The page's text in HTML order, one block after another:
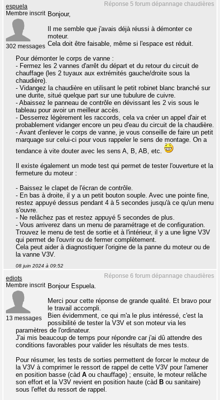
Réponse 5 forum dépannage chaudières
espuela
Membre inscrit
302 messages
Bonjour,
Il me semble que j'avais déjà réussi à démonter ce
moteur.
Cela doit être faisable, même si l'espace est réduit.
Pour démonter le corps de vanne :
- Fermez les 2 vannes d'arrêt du départ et du retour du circuit de
chauffage (les 2 tuyaux aux extrémités gauche/droite sous la
chaudière).
- Vidangez la chaudière en utilisant le petit robinet blanc branché sur
une durite, situé quelque part sur une tubulure de cuivre.
- Abaissez le panneau de contrôle en dévissant les 2 vis sous le
tableau pour avoir un meilleur accès.
- Desserrez légèrement les raccords, cela va créer un appel d'air et
probablement vidanger encore un peu d'eau du circuit de la chaudière.
- Avant d'enlever le corps de vanne, je vous conseille de faire un petit
marquage sur celui-ci pour vous rappeler le sens de montage. On a
tendance à vite douter avec les sens A, B, AB, etc.
Il existe également un mode test qui permet de tester l'ouverture et la
fermeture du moteur :
- Baissez le clapet de l'écran de contrôle.
- En bas à droite, il y a un petit bouton souple. Avec une pointe fine,
restez appuyé dessus pendant 4 à 5 secondes jusqu'à ce qu'un menu
s'ouvre.
- Ne relâchez pas et restez appuyé 5 secondes de plus.
- Vous arriverez dans un menu de paramétrage et de configuration.
Trouvez le menu de test de sortie et à l'intérieur, il y a une ligne V3V
qui permet de l'ouvrir ou de fermer complètement.
Cela peut aider à diagnostiquer l'origine de la panne du moteur ou de
la vanne V3V.
08 juin 2024 à 09:52
Réponse 6 forum dépannage chaudières
ediots
Membre inscrit
13 messages
Bonjour Espuela.
Merci pour cette réponse de grande qualité. Et bravo pour
le travail accompli.
Bien évidemment, ce qui m'a le plus intéressé, c'est la
possibilité de tester la V3V et son moteur via les
paramètres de l'ordinateur.
J'ai mis beaucoup de temps pour répondre car j'ai dû attendre des
conditions favorables pour valider les résultats de mes tests.
Pour résumer, les tests de sorties permettent de forcer le moteur de
la V3V à comprimer le ressort de rappel de cette V3V pour l'amener
en position basse (càd A ou chauffage) ; ensuite, le moteur relâche
son effort et la V3V revient en position haute (càd B ou sanitaire)
sous l'effet du ressort de rappel.